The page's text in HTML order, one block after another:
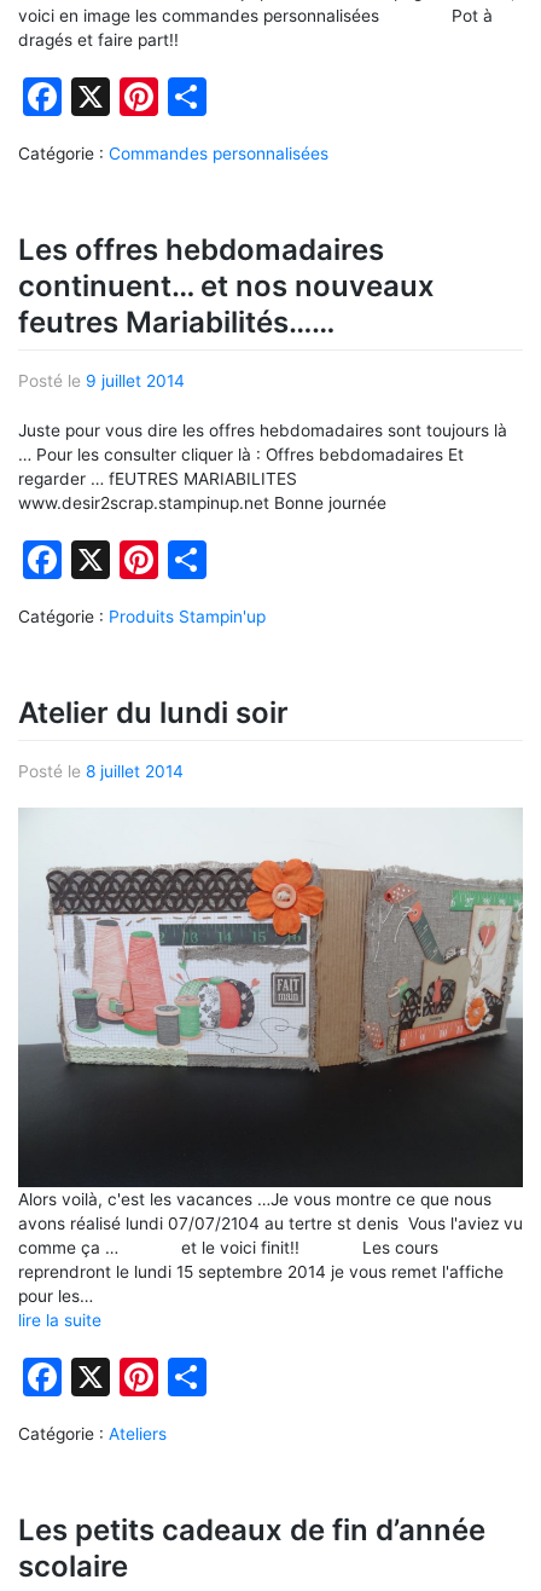
voici en image les commandes personnalisées Pot à
dragés et faire part!!
Facebook
X Pinterest
Catégorie : Commandes personnalisées
Les offres hebdomadaires
continuent… et nos nouveaux
feutres Mariabilités……
Posté le 9 juillet 2014
Juste pour vous dire les offres hebdomadaires sont toujours là
… Pour les consulter cliquer là : Offres bebdomadaires Et
regarder … fEUTRES MARIABILITES
www.desir2scrap.stampinup.net Bonne journée
Facebook
X Pinterest
Catégorie : Produits Stampin'up
Atelier du lundi soir
Posté le 8 juillet 2014
Alors voilà, c'est les vacances …Je vous montre ce que nous
avons réalisé lundi 07/07/2104 au tertre st denis Vous l'aviez vu
comme ça … et le voici finit!! Les cours
reprendront le lundi 15 septembre 2014 je vous remet l'affiche
pour les…
lire la suite
Facebook
X Pinterest
Catégorie : Ateliers
Les petits cadeaux de fin d’année
scolaire